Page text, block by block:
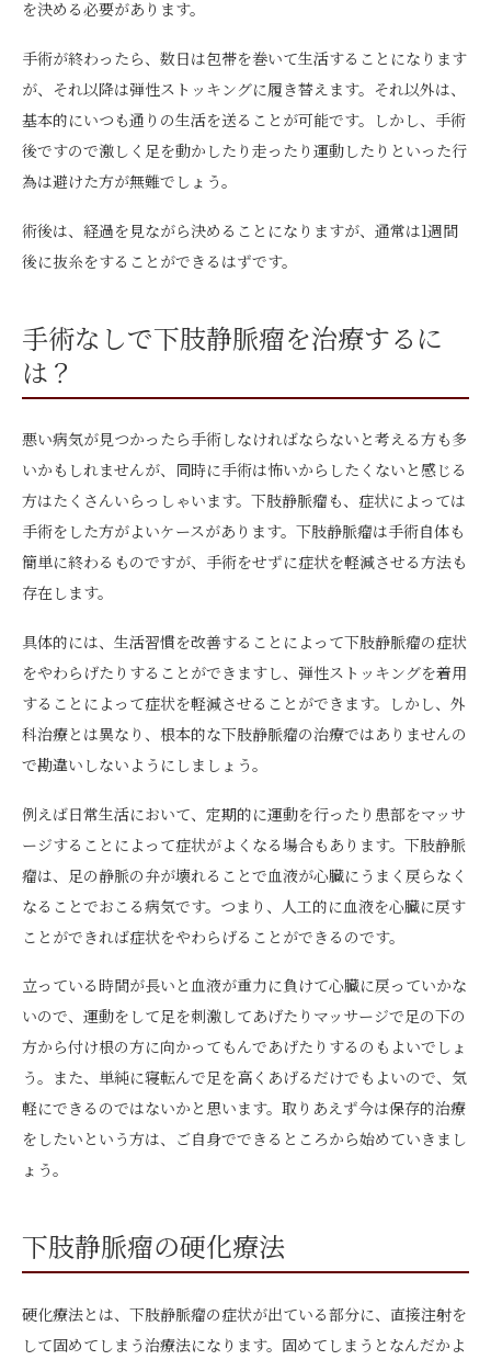
を決める必要があります。
手術が終わったら、数日は包帯を巻いて生活することになります
が、それ以降は弾性ストッキングに履き替えます。それ以外は、
基本的にいつも通りの生活を送ることが可能です。しかし、手術
後ですので激しく足を動かしたり走ったり運動したりといった行
為は避けた方が無難でしょう。
術後は、経過を見ながら決めることになりますが、通常は1週間
後に抜糸をすることができるはずです。
手術なしで下肢静脈瘤を治療するに
は？
悪い病気が見つかったら手術しなければならないと考える方も多
いかもしれませんが、同時に手術は怖いからしたくないと感じる
方はたくさんいらっしゃいます。下肢静脈瘤も、症状によっては
手術をした方がよいケースがあります。下肢静脈瘤は手術自体も
簡単に終わるものですが、手術をせずに症状を軽減させる方法も
存在します。
具体的には、生活習慣を改善することによって下肢静脈瘤の症状
をやわらげたりすることができますし、弾性ストッキングを着用
することによって症状を軽減させることができます。しかし、外
科治療とは異なり、根本的な下肢静脈瘤の治療ではありませんの
で勘違いしないようにしましょう。
例えば日常生活において、定期的に運動を行ったり患部をマッサ
ージすることによって症状がよくなる場合もあります。下肢静脈
瘤は、足の静脈の弁が壊れることで血液が心臓にうまく戻らなく
なることでおこる病気です。つまり、人工的に血液を心臓に戻す
ことができれば症状をやわらげることができるのです。
立っている時間が長いと血液が重力に負けて心臓に戻っていかな
いので、運動をして足を刺激してあげたりマッサージで足の下の
方から付け根の方に向かってもんであげたりするのもよいでしょ
う。また、単純に寝転んで足を高くあげるだけでもよいので、気
軽にできるのではないかと思います。取りあえず今は保存的治療
をしたいという方は、ご自身でできるところから始めていきまし
ょう。
下肢静脈瘤の硬化療法
硬化療法とは、下肢静脈瘤の症状が出ている部分に、直接注射を
して固めてしまう治療法になります。固めてしまうとなんだかよ